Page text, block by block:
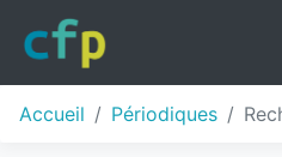
Accueil Périodiques